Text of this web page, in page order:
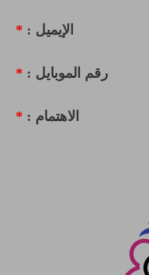
الإيميل : *
رقم الموبايل : *
الاهتمام : *